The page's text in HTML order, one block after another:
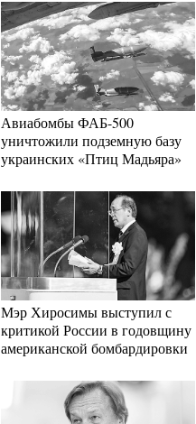
Авиабомбы ФАБ-500
уничтожили подземную базу
украинских «Птиц Мадьяра»
Мэр Хиросимы выступил с
критикой России в годовщину
американской бомбардировки